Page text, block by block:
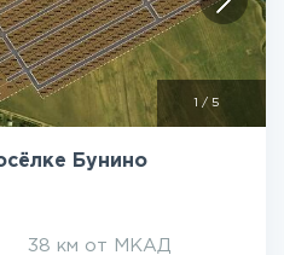
/ 5
Бунино
38 км от МКАД